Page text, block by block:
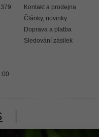
Kontakt a prodejna
Články, novinky
Doprava a platba
Sledování zásilek